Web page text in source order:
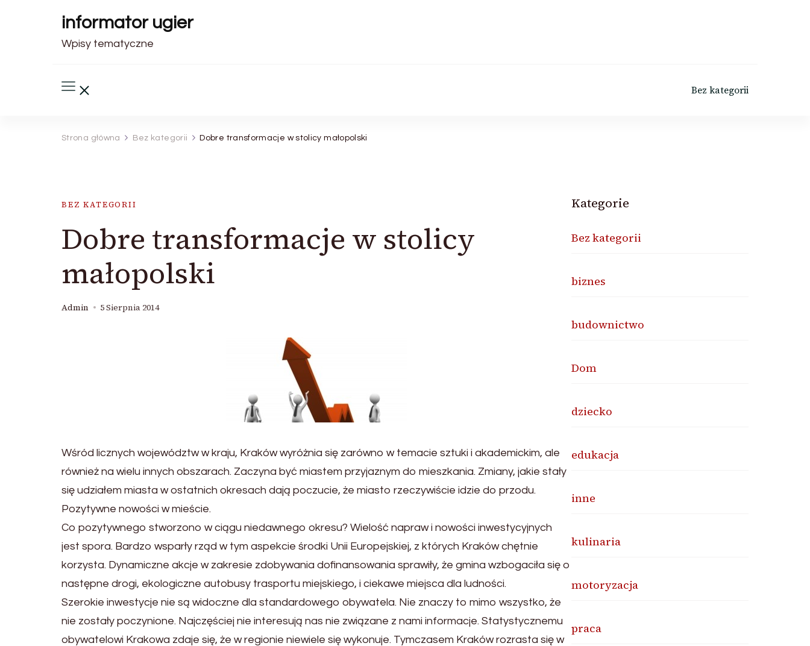
informator ugier
Wpisy tematyczne
Bez kategorii
Strona główna Bez kategorii Dobre transformacje w stolicy małopolski
BEZ KATEGORII
Dobre transformacje w stolicy
małopolski
Admin 5 Sierpnia 2014
Wśród licznych województw w kraju, Kraków wyróżnia się zarówno w temacie sztuki i akademickim, ale
również na wielu innych obszarach. Zaczyna być miastem przyjaznym do mieszkania. Zmiany, jakie stały
się udziałem miasta w ostatnich okresach dają poczucie, że miasto rzeczywiście idzie do przodu.
Pozytywne nowości w mieście.
Co pozytywnego stworzono w ciągu niedawnego okresu? Wielość napraw i nowości inwestycyjnych
jest spora. Bardzo wsparły rząd w tym aspekcie środki Unii Europejskiej, z których Kraków chętnie
korzysta. Dynamiczne akcje w zakresie zdobywania dofinansowania sprawiły, że gmina wzbogaciła się o
następne drogi, ekologiczne autobusy trasportu miejskiego, i ciekawe miejsca dla ludności.
Szerokie inwestycje nie są widoczne dla standardowego obywatela. Nie znaczy to mimo wszystko, że
nie zostały poczynione. Najczęściej nie interesują nas nie związane z nami informacje. Statystycznemu
obywatelowi Krakowa zdaje się, że w regionie niewiele się wykonuje. Tymczasem Kraków rozrasta się w
Kategorie
Bez kategorii
biznes
budownictwo
Dom
dziecko
edukacja
inne
kulinaria
motoryzacja
praca